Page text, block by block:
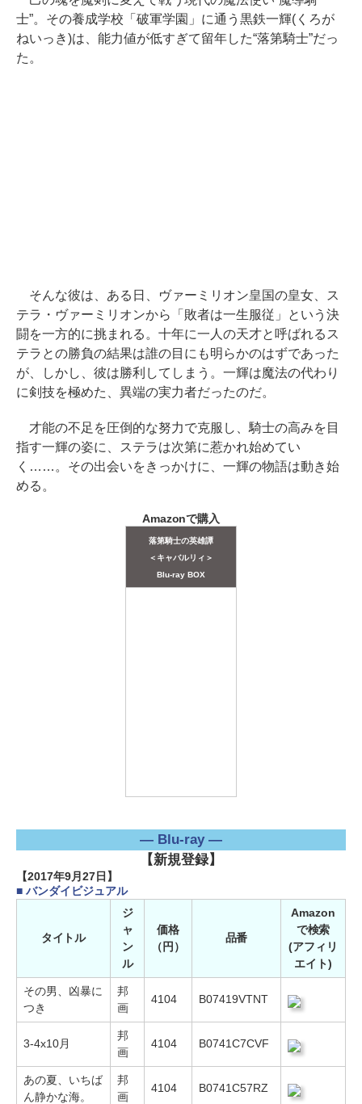
士”。その養成学校「破軍学園」に通う黒鉄一輝(くろが
ねいっき)は、能力値が低すぎて留年した“落第騎士”だっ
た。
そんな彼は、ある日、ヴァーミリオン皇国の皇女、ス
テラ・ヴァーミリオンから「敗者は一生服従」という決
闘を一方的に挑まれる。十年に一人の天才と呼ばれるス
テラとの勝負の結果は誰の目にも明らかのはずであった
が、しかし、彼は勝利してしまう。一輝は魔法の代わり
に剣技を極めた、異端の実力者だったのだ。
才能の不足を圧倒的な努力で克服し、騎士の高みを目
指す一輝の姿に、ステラは次第に惹かれ始めてい
く……。その出会いをきっかけに、一輝の物語は動き始
める。
Amazonで購入
落第騎士の英雄譚
＜キャバルリィ＞
Blu-ray BOX
― Blu-ray ―
【新規登録】
【2017年9月27日】
■ バンダイビジュアル
タイトル
ジ
ャ
ン
ル
価格
（円）
品番
Amazon
で検索
(アフィリ
エイト)
その男、凶暴に
つき
邦
画
4104 B07419VTNT
3-4x10月
邦
画
4104 B0741C7CVF
あの夏、いちば
ん静かな海。
邦
画
4104 B0741C57RZ